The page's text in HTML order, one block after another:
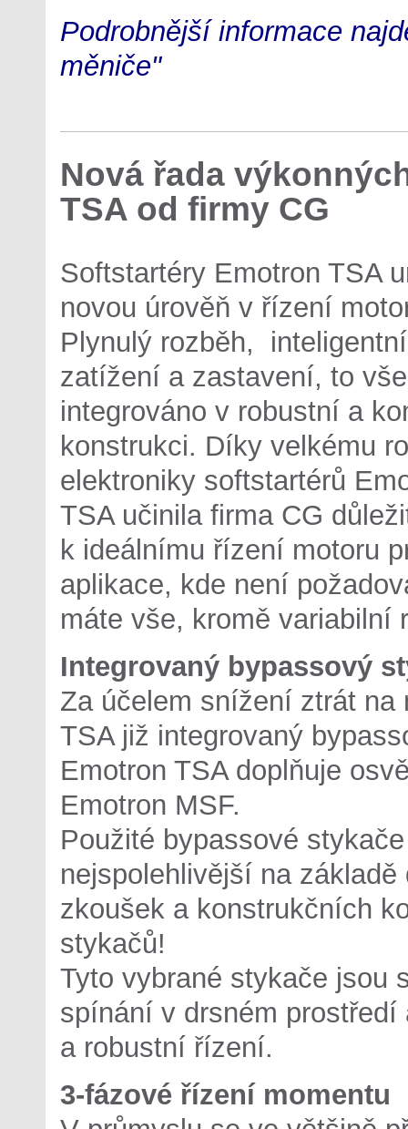
Podrobnější informace
měniče"
Nová řada
TSA od firmy CG
Softstartéry Emotron TSA
novou úrověň v řízení
Plynulý rozběh,
zatížení a zastavení, to
integrováno v robustní a
konstrukci. Díky velkému
elektroniky softstartérů
TSA učinila firma CG
k ideálnímu řízení motoru
aplikace, kde není
máte vše, kromě variabilní
Integrovaný bypassový
Za účelem snížení ztrát na
TSA již integrovaný
Emotron TSA doplňuje
Emotron MSF.
Použité bypassové
nejspolehlivější na
zkoušek a konstrukčních
stykačů!
Tyto vybrané stykače jsou
spínání v drsném
a robustní řízení.
3-fázové řízení momentu